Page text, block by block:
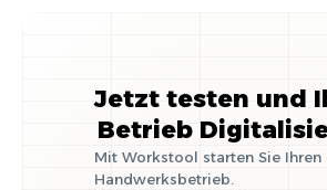
Jetzt testen und
Betrieb
Mit Workstool starten Sie
Handwerksbetrieb.